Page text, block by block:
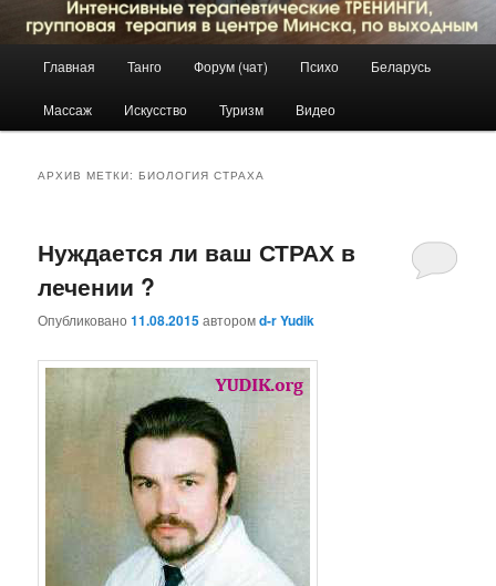
Перейти
к
Перейти
к
Главная Танго Форум (чат) Психо Беларусь
Массаж Искусство Туризм Видео
АРХИВ МЕТКИ:БИОЛОГИЯ СТРАХА
Нуждается ли ваш СТРАХ в
лечении ?
Опубликовано11.08.2015авторомd-r Yudik